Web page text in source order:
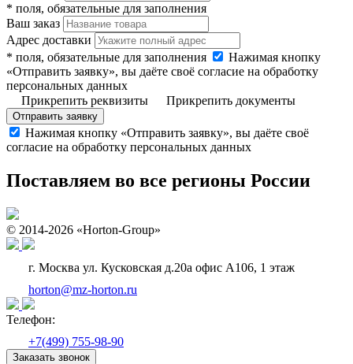
* поля, обязательные для заполнения
Ваш заказ
Адрес доставки
* поля, обязательные для заполнения
Нажимая кнопку
«Отправить заявку», вы даёте своё согласие на обработку
персональных данных
Прикрепить реквизиты
Прикрепить документы
Отправить заявку
Нажимая кнопку «Отправить заявку», вы даёте своё
согласие на обработку персональных данных
Поставляем во все регионы России
© 2014-2026 «Horton-Group»
г. Москва ул. Кусковская д.20а офис А106, 1 этаж
horton@mz-horton.ru
Телефон:
+7(499) 755-98-90
Заказать звонок